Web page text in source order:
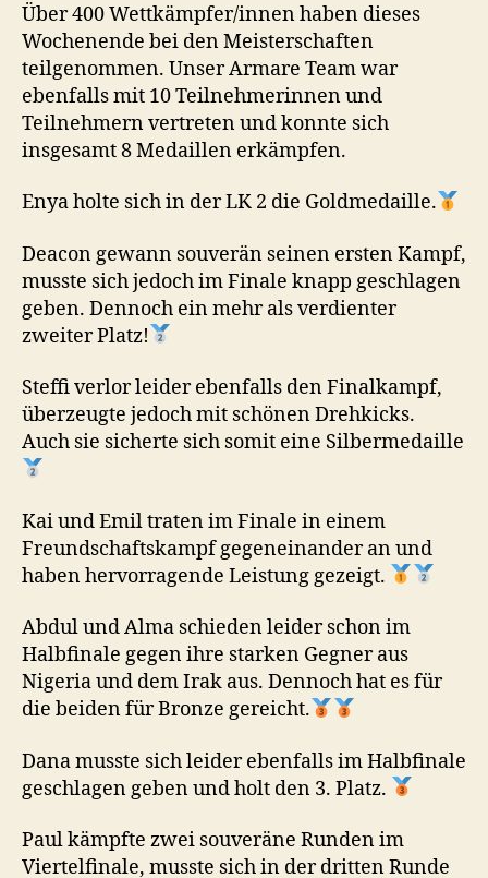
Biberach
Über 400 Wettkämpfer/innen haben dieses
Wochenende bei den Meisterschaften
teilgenommen. Unser Armare Team war
ebenfalls mit 10 Teilnehmerinnen und
Teilnehmern vertreten und konnte sich
insgesamt 8 Medaillen erkämpfen.
Enya holte sich in der LK 2 die Goldmedaille.
Deacon gewann souverän seinen ersten Kampf,
musste sich jedoch im Finale knapp geschlagen
geben. Dennoch ein mehr als verdienter
zweiter Platz!
Steffi verlor leider ebenfalls den Finalkampf,
überzeugte jedoch mit schönen Drehkicks.
Auch sie sicherte sich somit eine Silbermedaille
Kai und Emil traten im Finale in einem
Freundschaftskampf gegeneinander an und
haben hervorragende Leistung gezeigt.
Abdul und Alma schieden leider schon im
Halbfinale gegen ihre starken Gegner aus
Nigeria und dem Irak aus. Dennoch hat es für
die beiden für Bronze gereicht.
Dana musste sich leider ebenfalls im Halbfinale
geschlagen geben und holt den 3. Platz.
Paul kämpfte zwei souveräne Runden im
Viertelfinale, musste sich in der dritten Runde